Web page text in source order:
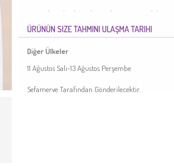
Su Yeşili renktedir. Polyester kumaş. Desenli kumaş.
Mevsimlik. Standart.
Türkiye'de üretilmiştir.
ÜRÜNÜN SIZE TAHMINI ULAŞMA TARIHI
Diğer Ülkeler
11 Ağustos Salı-13 Ağustos Perşembe
Sefamerve Tarafından Gönderilecektir.